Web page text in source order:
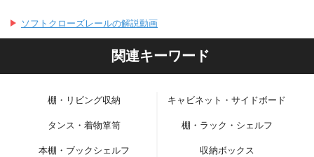
ソフトクローズレールの解説動画
関連キーワード
棚・リビング収納 キャビネット・サイドボード
タンス・着物箪笥 棚・ラック・シェルフ
本棚・ブックシェルフ 収納ボックス